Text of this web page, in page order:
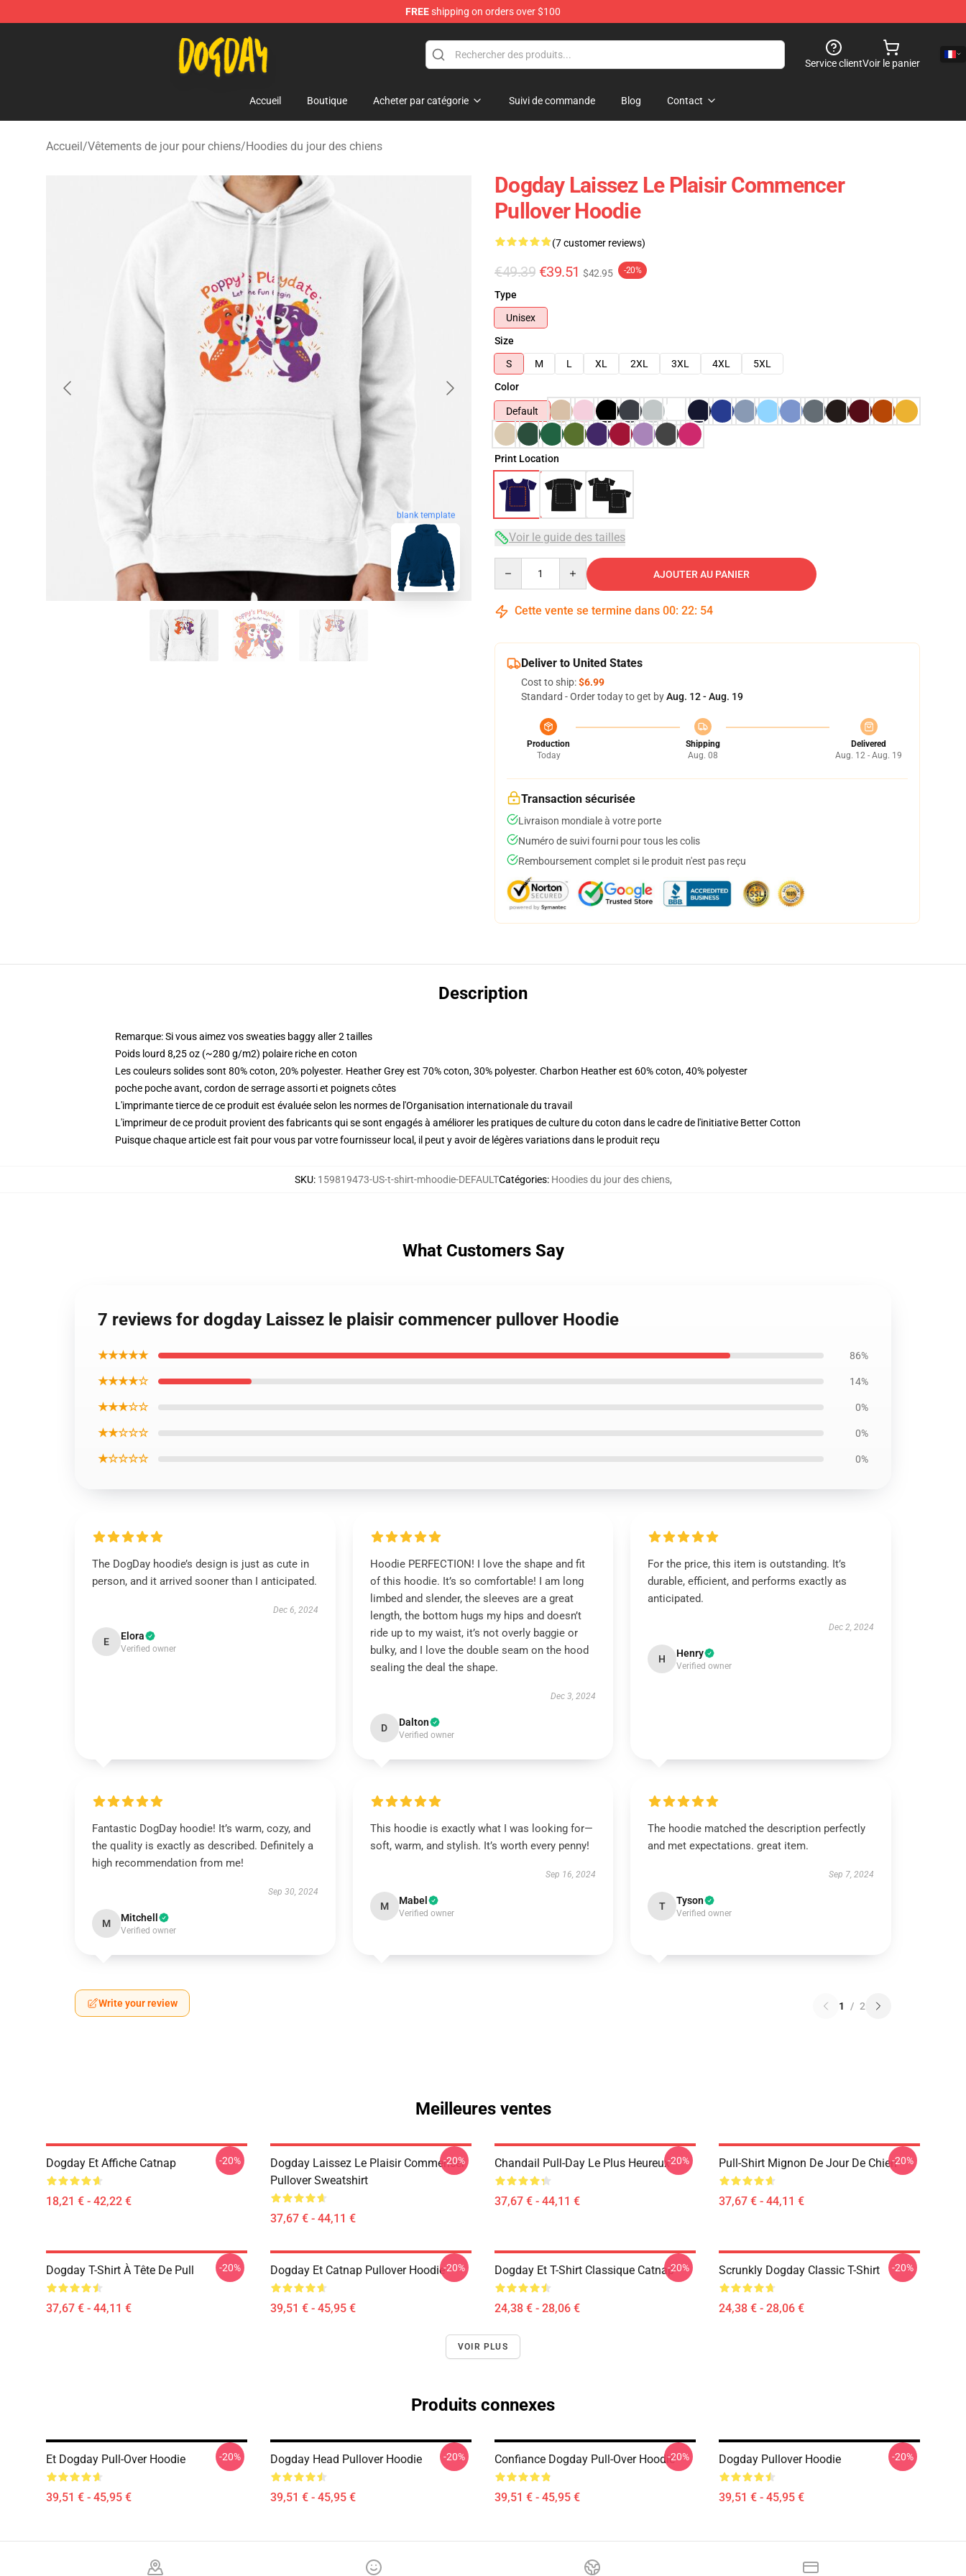
FREEshipping on orders over $100
DogDay Store - Official DogDay Merchandise Shop
Service clientVoir le panier
Accueil Boutique Acheter par catégorie Suivi de commande Blog Contact
Accueil/Vêtements de jour pour chiens/Hoodies du jour des chiens
blank template
Dogday Laissez Le Plaisir Commencer
Pullover Hoodie
(7 customer reviews)
€49.39 €39.51 $42.95 -20%
Type
Unisex
Size
S
M L XL 2XL 3XL 4XL
5XL
Color
Default
Print Location
Voir le guide des tailles
AJOUTER AU PANIER
Cette vente se termine dans 00: 22: 53
Deliver to United States
Cost to ship:$6.99
Standard - Order today to get byAug. 12 - Aug. 19
Production
Today
Shipping
Aug. 08
Delivered
Aug. 12 - Aug. 19
Transaction sécurisée
Livraison mondiale à votre porte
Numéro de suivi fourni pour tous les colis
Remboursement complet si le produit n'est pas reçu
Description
Remarque: Si vous aimez vos sweaties baggy aller 2 tailles
Poids lourd 8,25 oz (~280 g/m2) polaire riche en coton
Les couleurs solides sont 80% coton, 20% polyester. Heather Grey est 70% coton, 30% polyester. Charbon Heather est 60% coton, 40% polyester
poche poche avant, cordon de serrage assorti et poignets côtes
L'imprimante tierce de ce produit est évaluée selon les normes de l'Organisation internationale du travail
L'imprimeur de ce produit provient des fabricants qui se sont engagés à améliorer les pratiques de culture du coton dans le cadre de l'initiative Better Cotton
Puisque chaque article est fait pour vous par votre fournisseur local, il peut y avoir de légères variations dans le produit reçu
SKU: 159819473-US-t-shirt-mhoodie-DEFAULTCatégories: Hoodies du jour des chiens,
What Customers Say
7 reviews for dogday Laissez le plaisir commencer pullover Hoodie
★★★★★ 86%
★★★★☆ 14%
★★★☆☆ 0%
★★☆☆☆ 0%
★☆☆☆☆ 0%
The DogDay hoodie’s design is just as cute in
person, and it arrived sooner than I anticipated.
Dec 6, 2024
E Elora
Verified owner
Hoodie PERFECTION! I love the shape and fit
of this hoodie. It’s so comfortable! I am long
limbed and slender, the sleeves are a great
length, the bottom hugs my hips and doesn’t
ride up to my waist, it’s not overly baggie or
bulky, and I love the double seam on the hood
sealing the deal the shape.
Dec 3, 2024
D Dalton
Verified owner
For the price, this item is outstanding. It’s
durable, efficient, and performs exactly as
anticipated.
Dec 2, 2024
H Henry
Verified owner
Fantastic DogDay hoodie! It’s warm, cozy, and
the quality is exactly as described. Definitely a
high recommendation from me!
Sep 30, 2024
M Mitchell
Verified owner
This hoodie is exactly what I was looking for—
soft, warm, and stylish. It’s worth every penny!
Sep 16, 2024
M Mabel
Verified owner
The hoodie matched the description perfectly
and met expectations. great item.
Sep 7, 2024
T Tyson
Verified owner
Write your review 1 / 2
Meilleures ventes
Dogday Et Affiche Catnap
18,21 € - 42,22 €
-20%
Dogday Laissez Le Plaisir Commencer
Pullover Sweatshirt
37,67 € - 44,11 €
-20% Chandail Pull-Day Le Plus Heureux
37,67 € - 44,11 €
-20% Pull-Shirt Mignon De Jour De Chien
37,67 € - 44,11 €
-20%
Dogday T-Shirt À Tête De Pull
37,67 € - 44,11 €
-20% Dogday Et Catnap Pullover Hoodie
39,51 € - 45,95 €
-20% Dogday Et T-Shirt Classique Catnap
24,38 € - 28,06 €
-20% Scrunkly Dogday Classic T-Shirt
24,38 € - 28,06 €
-20%
VOIR PLUS
Produits connexes
Et Dogday Pull-Over Hoodie
39,51 € - 45,95 €
-20% Dogday Head Pullover Hoodie
39,51 € - 45,95 €
-20% Confiance Dogday Pull-Over Hoodie
39,51 € - 45,95 €
-20% Dogday Pullover Hoodie
39,51 € - 45,95 €
-20%